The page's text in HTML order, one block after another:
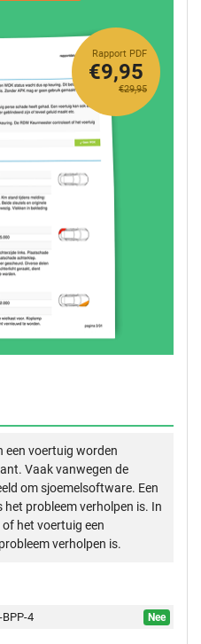
Rapport PDF
€29,95
€9,95
een voertuig worden
Vaak vanwegen de
om sjoemelsoftware. Een
probleem verholpen is. In
het voertuig een
verholpen is.
4
Nee